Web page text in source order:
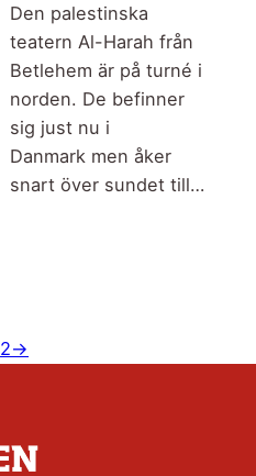
Den palestinska
teatern Al-Harah från
Betlehem är på turné i
norden. De befinner
sig just nu i
Danmark men åker
snart över sundet till…
2→